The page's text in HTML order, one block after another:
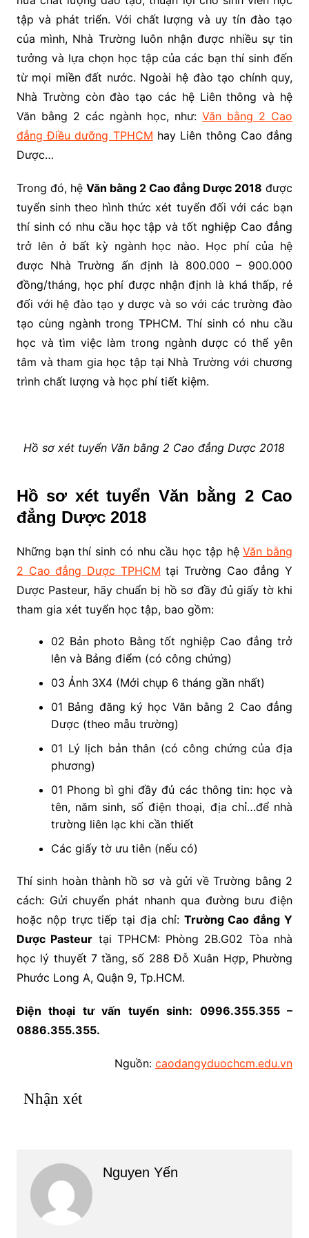
tập và phát triển. Với chất lượng và uy tín đào tạo
của mình, Nhà Trường luôn nhận được nhiều sự tin
tưởng và lựa chọn học tập của các bạn thí sinh đến
từ mọi miền đất nước. Ngoài hệ đào tạo chính quy,
Nhà Trường còn đào tạo các hệ Liên thông và hệ
Văn bằng 2 các ngành học, như:Văn bằng 2 Cao
đẳng Điều dưỡng TPHCM hay Liên thông Cao đẳng
Dược…
Trong đó, hệ Văn bằng 2 Cao đẳng Dược 2018 được
tuyển sinh theo hình thức xét tuyển đối với các bạn
thí sinh có nhu cầu học tập và tốt nghiệp Cao đẳng
trở lên ở bất kỳ ngành học nào. Học phí của hệ
được Nhà Trường ấn định là 800.000 – 900.000
đồng/tháng, học phí được nhận định là khá thấp, rẻ
đối với hệ đào tạo y dược và so với các trường đào
tạo cùng ngành trong TPHCM. Thí sinh có nhu cầu
học và tìm việc làm trong ngành dược có thể yên
tâm và tham gia học tập tại Nhà Trường với chương
trình chất lượng và học phí tiết kiệm.
Hồ sơ xét tuyển Văn bằng 2 Cao đẳng Dược 2018
Hồ sơ xét tuyển Văn bằng 2 Cao
đẳng Dược 2018
Những bạn thí sinh có nhu cầu học tập hệVăn bằng
2 Cao đẳng Dược TPHCM tại Trường Cao đẳng Y
Dược Pasteur, hãy chuẩn bị hồ sơ đầy đủ giấy tờ khi
tham gia xét tuyển học tập, bao gồm:
02 Bản photo Bằng tốt nghiệp Cao đẳng trở
lên và Bảng điểm (có công chứng)
03 Ảnh 3X4 (Mới chụp 6 tháng gần nhất)
01 Bảng đăng ký học Văn bằng 2 Cao đẳng
Dược (theo mẫu trường)
01 Lý lịch bản thân (có công chứng của địa
phương)
01 Phong bì ghi đầy đủ các thông tin: học và
tên, năm sinh, số điện thoại, địa chỉ…để nhà
trường liên lạc khi cần thiết
Các giấy tờ ưu tiên (nếu có)
Thí sinh hoàn thành hồ sơ và gửi về Trường bằng 2
cách: Gửi chuyển phát nhanh qua đường bưu điện
hoặc nộp trực tiếp tại địa chỉ: Trường Cao đẳng Y
Dược Pasteur tại TPHCM: Phòng 2B.G02 Tòa nhà
học lý thuyết 7 tầng, số 288 Đỗ Xuân Hợp, Phường
Phước Long A, Quận 9, Tp.HCM.
Điện thoại tư vấn tuyển sinh: 0996.355.355 –
0886.355.355.
Nguồn:caodangyduochcm.edu.vn
Nhận xét
Nguyen Yến